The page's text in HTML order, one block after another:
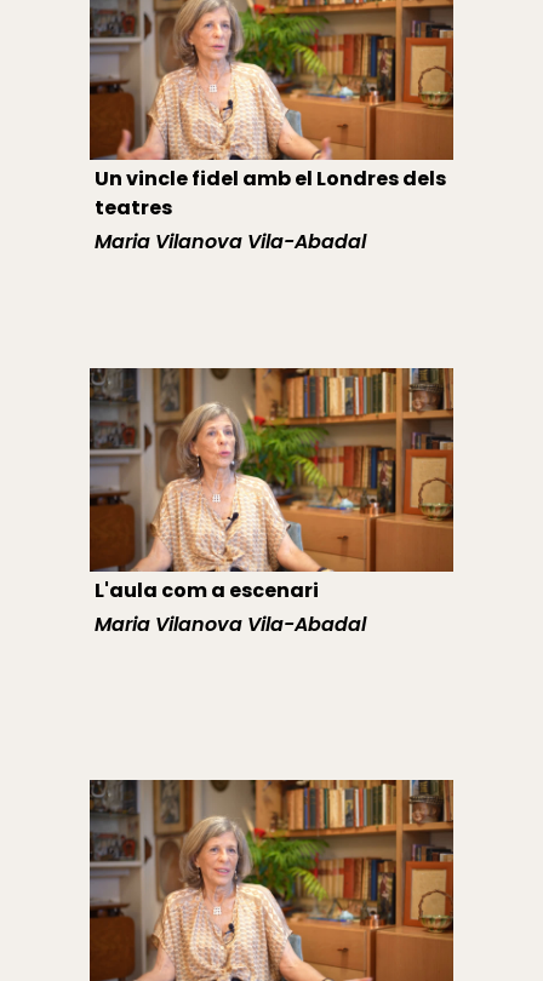
Un vincle fidel amb el Londres dels
teatres
Maria Vilanova Vila-Abadal
L'aula com a escenari
Maria Vilanova Vila-Abadal